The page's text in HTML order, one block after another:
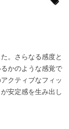
。さらなる感度と
かのような感覚で
クティブなフィッ
安定感を生み出し